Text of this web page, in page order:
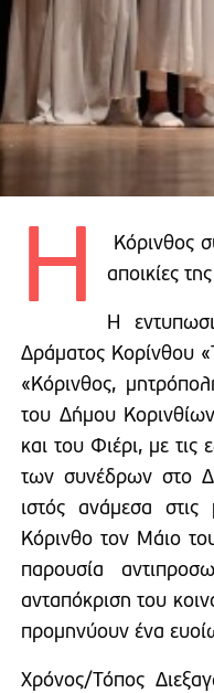
Η
Κόρινθος
αποικίες
Η
Δράματος Κορίνθου
«Κόρινθος,
του Δήμου
και του Φιέρι, με τις
των συνέδρων στο
ιστός ανάμεσα στις
Κόρινθο τον Μάιο
παρουσία
ανταπόκριση του
προμηνύουν ένα
Χρόνος/Τόπος